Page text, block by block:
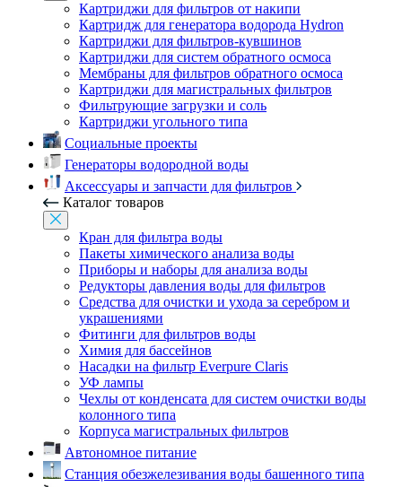
Картриджи для фильтров от накипи
Картридж для генератора водорода Hydron
Картриджи для фильтров-кувшинов
Картриджи для систем обратного осмоса
Мембраны для фильтров обратного осмоса
Картриджи для магистральных фильтров
Фильтрующие загрузки и соль
Картриджи угольного типа
Социальные проекты
Генераторы водородной воды
Аксессуары и запчасти для фильтров
Каталог товаров
Кран для фильтра воды
Пакеты химического анализа воды
Приборы и наборы для анализа воды
Редукторы давления воды для фильтров
Средства для очистки и ухода за серебром и
украшениями
Фитинги для фильтров воды
Химия для бассейнов
Насадки на фильтр Everpure Claris
УФ лампы
Чехлы от конденсата для систем очистки воды
колонного типа
Корпуса магистральных фильтров
Автономное питание
Станция обезжелезивания воды башенного типа